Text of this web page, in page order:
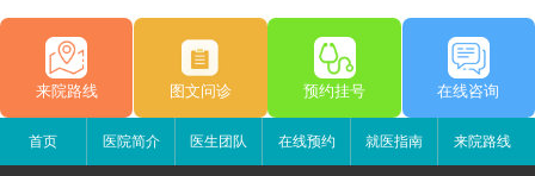
来院路线 图文问诊 预约挂号 在线咨询
首页 医院简介 医生团队 在线预约 就医指南 来院路线